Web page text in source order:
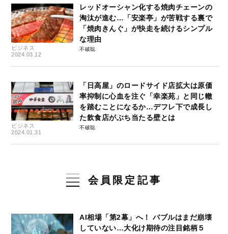
ビジネス
2024.03.12
レッドオーシャン化する焼肉チェーンの
淘汰が進む…「安楽亭」が苦戦する裏で
「焼肉きんぐ」が快走を続けるシンプル
な理由
不破聡
ビジネス
2024.01.31
「日高屋」のロードサイド店拡大は原価
率抑制に心血を注ぐ「幸楽苑」と同じ轍
を踏むことになるか…デフレ下で成長し
た飲食店がぶち当たる壁とは
不破聡
会員限定記事
AI相場「第2幕」へ！ バブルはまだ崩壊
していない…大化け期待の注目銘柄５